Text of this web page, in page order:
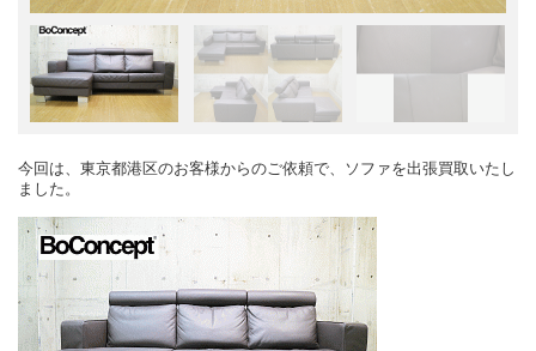
今回は、東京都港区のお客様からのご依頼で、ソファを出張買取いたし
ました。